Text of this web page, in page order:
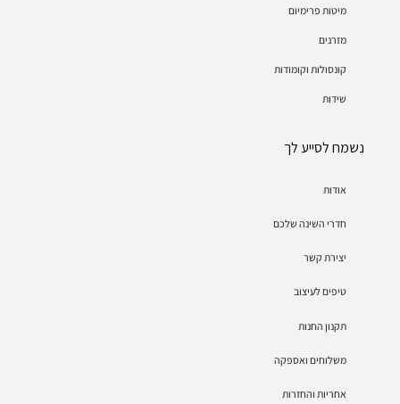
מיטות פרימיום
מזרנים
קונסולות וקומודות
שידות
נשמח לסייע לך
אודות
חדרי השינה שלכם
יצירת קשר
טיפים לעיצוב
תקנון החנות
משלוחים ואספקה
אחריות והחזרות